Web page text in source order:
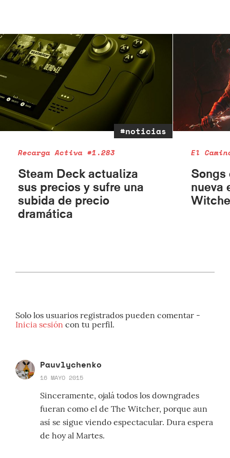
#noticias
Recarga Activa #1.283
Steam Deck actualiza
sus precios y sufre una
subida de precio
dramática
El
Songs
nueva
Solo los usuarios registrados pueden comentar -
Inicia sesión con tu perfil.
Pauvlychenko
16 MAYO 2015
Sinceramente, ojalá todos los downgrades
fueran como el de The Witcher, porque aun
así se sigue viendo espectacular. Dura espera
de hoy al Martes.